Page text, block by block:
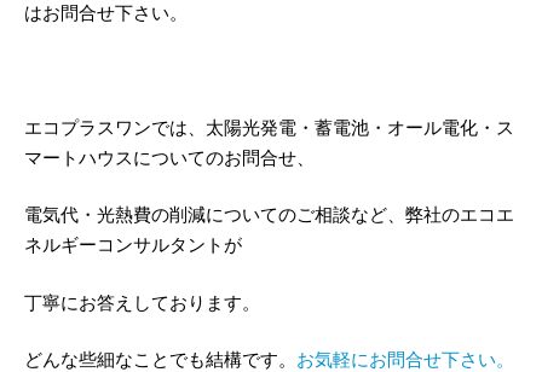
はお問合せ下さい。
エコプラスワンでは、太陽光発電・蓄電池・オール電化・ス
マートハウスについてのお問合せ、
電気代・光熱費の削減についてのご相談など、弊社のエコエ
ネルギーコンサルタントが
丁寧にお答えしております。
どんな些細なことでも結構です。 お気軽にお問合せ下さい。